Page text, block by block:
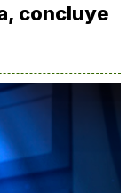
concluye